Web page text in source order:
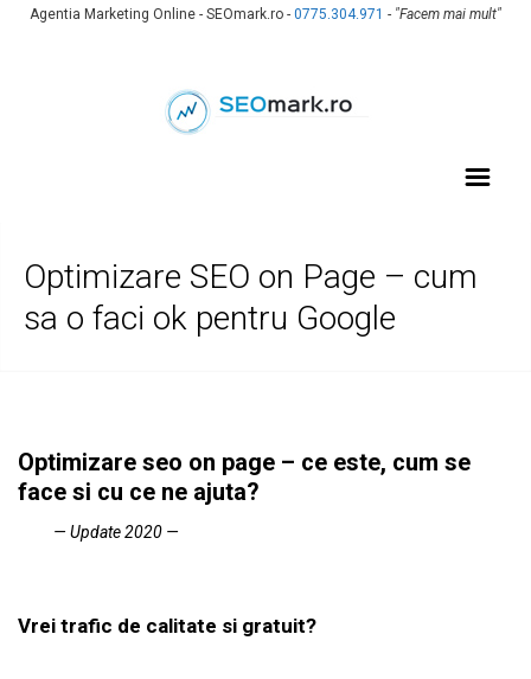
Agentia Marketing Online - SEOmark.ro - 0775.304.971 - "Facem mai mult"
Optimizare SEO on Page – cum
sa o faci ok pentru Google
Optimizare seo on page – ce este, cum se
face si cu ce ne ajuta?
— Update 2020 —
Vrei trafic de calitate si gratuit?